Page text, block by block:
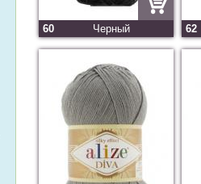
60 Черный 62